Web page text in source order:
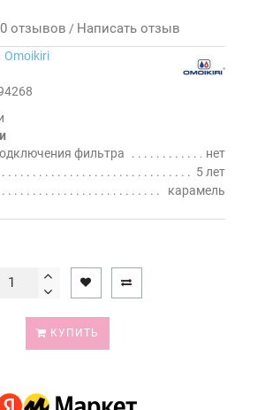
0 отзывов / Написать отзыв
Omoikiri
фильтра
нет
5 лет
карамель
КУПИТЬ